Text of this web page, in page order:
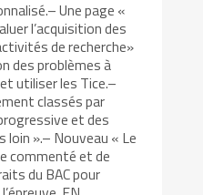
Une page «
l’acquisition des
de recherche»
des problèmes à
et utiliser les Tice.–
classés par
et des
loin ».– Nouveau « Le
commenté et de
du BAC pour